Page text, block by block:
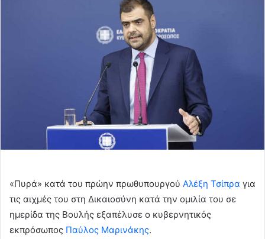
«Πυρά» κατά του πρώην πρωθυπουργού Αλέξη Τσίπρα για
τις αιχμές του στη Δικαιοσύνη κατά την ομιλία του σε
ημερίδα της Βουλής εξαπέλυσε ο κυβερνητικός
εκπρόσωπος Παύλος Μαρινάκης.